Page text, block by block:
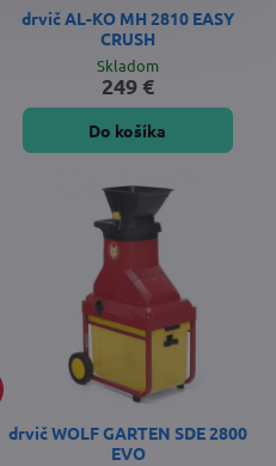
drvič AL-KO MH 2810 EASY
CRUSH
Skladom
249 €
Do košíka
drvič WOLF GARTEN SDE 2800
EVO